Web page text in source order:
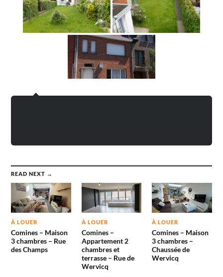
READ NEXT →
À LOUER
Comines – Maison
3 chambres – Rue
des Champs
À LOUER
Comines –
Appartement 2
chambres et
terrasse – Rue de
Wervicq
À LOUER
Comines – Maison
3 chambres –
Chaussée de
Wervicq